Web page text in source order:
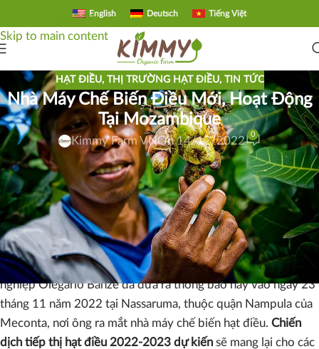
Skip to navigation
Skip to main content
English Deutsch Tiếng Việt
HẠT ĐIỀU, THỊ TRƯỜNG HẠT ĐIỀU, TIN TỨC
Nhà Máy Chế Biến Điều Mới, Hoạt Động
Tại Mozambique
Kimmy Farm VNOn 14/12/2022
0
Nhà Máy Chế Biến Hạt Điều Thứ 12 Đi Vào Hoạt
Động
Một nhà máy chế biến hạt điềuhiện đại sẽ sớmbắt đầu hoạt
động ở tỉnh Nampula Mozambiquenâng tổng số nhà máy
chế biến hạt điềutrong cả nước lên 12.Thứ trưởng Bộ Nông
nghiệp Olegario Banze đã đưa ra thông báo này vào ngày 23
tháng 11 năm 2022 tại Nassaruma, thuộc quận Nampula của
Meconta, nơi ông ra mắt nhà máy chế biến hạt điều. Chiến
dịch tiếp thị hạt điều 2022-2023 dự kiến ​​ sẽ mang lại cho các